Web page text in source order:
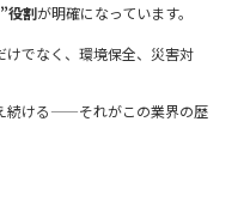
役割が明確になっています。
でなく、環境保全、災害対
続ける——それがこの業界の歴